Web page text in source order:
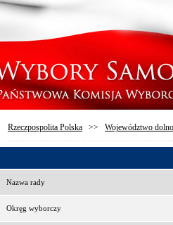
Rzeczpospolita Polska >> Województwo
Nazwa rady
Okręg wyborczy